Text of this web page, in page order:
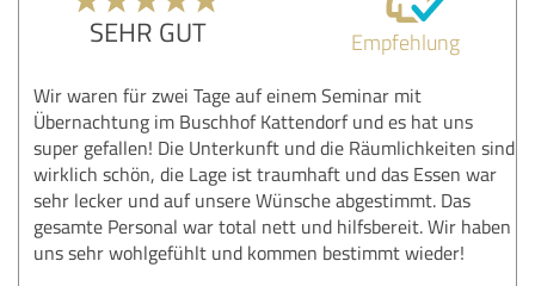
SEHR GUT Empfehlung
Wir waren für zwei Tage auf einem Seminar mit
Übernachtung im Buschhof Kattendorf und es hat uns
super gefallen! Die Unterkunft und die Räumlichkeiten sind
wirklich schön, die Lage ist traumhaft und das Essen war
sehr lecker und auf unsere Wünsche abgestimmt. Das
gesamte Personal war total nett und hilfsbereit. Wir haben
uns sehr wohlgefühlt und kommen bestimmt wieder!